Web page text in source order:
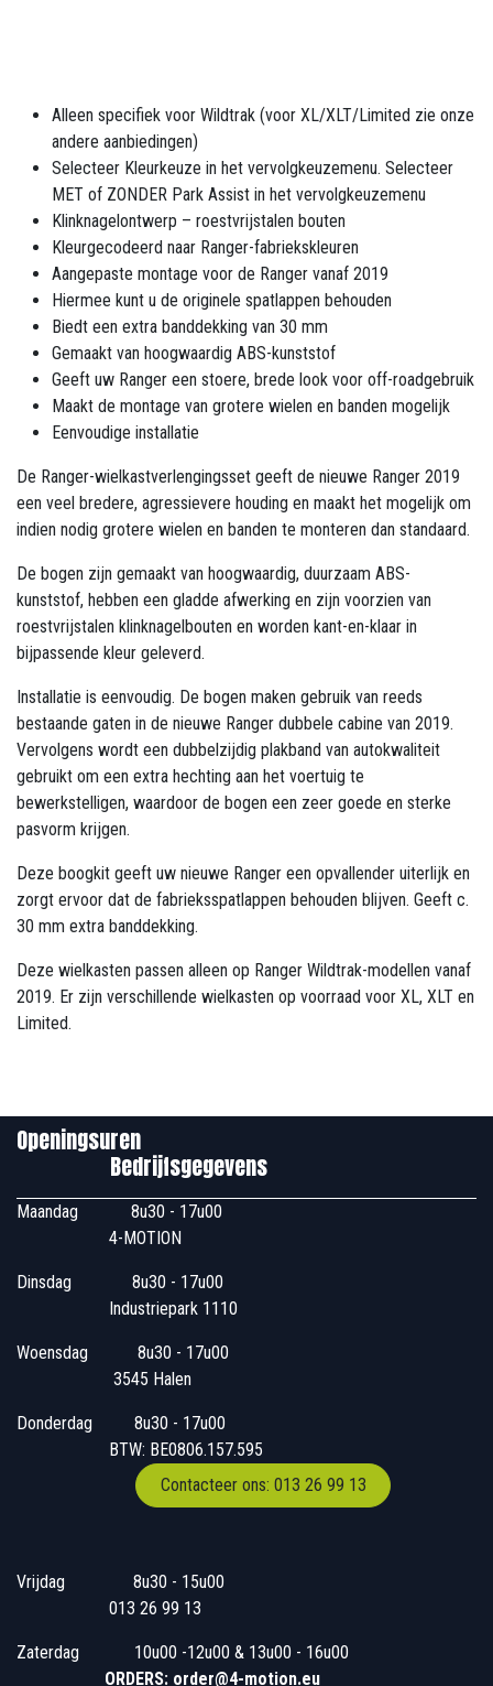
Alleen specifiek voor Wildtrak (voor XL/XLT/Limited zie onze
andere aanbiedingen)
Selecteer Kleurkeuze in het vervolgkeuzemenu. Selecteer
MET of ZONDER Park Assist in het vervolgkeuzemenu
Klinknagelontwerp – roestvrijstalen bouten
Kleurgecodeerd naar Ranger-fabriekskleuren
Aangepaste montage voor de Ranger vanaf 2019
Hiermee kunt u de originele spatlappen behouden
Biedt een extra banddekking van 30 mm
Gemaakt van hoogwaardig ABS-kunststof
Geeft uw Ranger een stoere, brede look voor off-roadgebruik
Maakt de montage van grotere wielen en banden mogelijk
Eenvoudige installatie
De Ranger-wielkastverlengingsset geeft de nieuwe Ranger 2019
een veel bredere, agressievere houding en maakt het mogelijk om
indien nodig grotere wielen en banden te monteren dan standaard.
De bogen zijn gemaakt van hoogwaardig, duurzaam ABS-
kunststof, hebben een gladde afwerking en zijn voorzien van
roestvrijstalen klinknagelbouten en worden kant-en-klaar in
bijpassende kleur geleverd.
Installatie is eenvoudig. De bogen maken gebruik van reeds
bestaande gaten in de nieuwe Ranger dubbele cabine van 2019.
Vervolgens wordt een dubbelzijdig plakband van autokwaliteit
gebruikt om een ​​extra hechting aan het voertuig te
bewerkstelligen, waardoor de bogen een zeer goede en sterke
pasvorm krijgen.
Deze boogkit geeft uw nieuwe Ranger een opvallender uiterlijk en
zorgt ervoor dat de fabrieksspatlappen behouden blijven. Geeft c.
30 mm extra banddekking.
Deze wielkasten passen alleen op Ranger Wildtrak-modellen vanaf
2019. Er zijn verschillende wielkasten op voorraad voor XL, XLT en
Limited.
Openingsuren
Bedrijfsgegevens
Maandag
​8u30 - 17u00
4-MOTION
Dinsdag
​8u30 - 17u00
Industriepark 1110
Woensdag
​​​ 8u30 - 17u00
3545 Halen
Donderdag
​​8u30 - 17u00
BTW: BE0806.157.595
Contacteer ons: 013 26 99 13
Vrijdag
​8u30 - 15u00
013 26 99 13
Zaterdag
​10u00 -12u00 & 13u00 - 16u00
ORDERS: order@4-motion.eu